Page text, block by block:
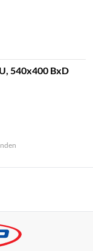
540x400 BxD